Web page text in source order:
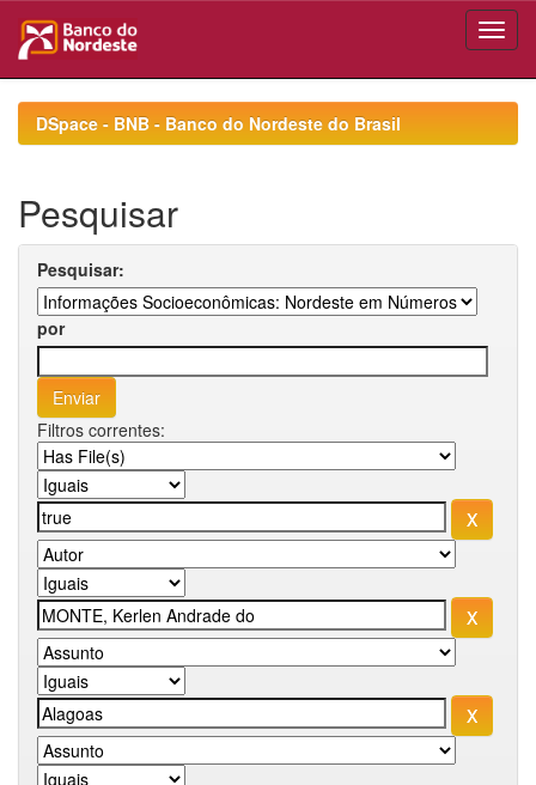
navigationDSpace - BNB - Banco do Nordeste do Brasil
Pesquisar
Pesquisar:
por
Filtros correntes: